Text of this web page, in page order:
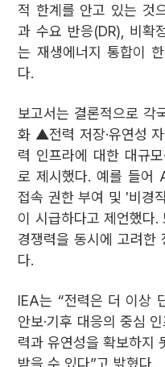
적 한계를 안고 있는 것
과 수요 반응(DR), 비확
는 재생에너지 통합이
다.
보고서는 결론적으로
화 ▲전력 저장·유연성
력 인프라에 대한 대규
로 제시했다. 예를 들어
접속 권한 부여 및 '비경
이 시급하다고 제언했다.
경쟁력을 동시에 고려한
다.
IEA는 “전력은 더 이상
안보·기후 대응의 중심
력과 유연성을 확보하지
받을 수 있다”고 밝혔다.